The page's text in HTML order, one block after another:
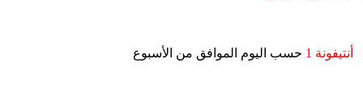
أنتيفونة 1 حسب اليوم الموافق من الأسبوع